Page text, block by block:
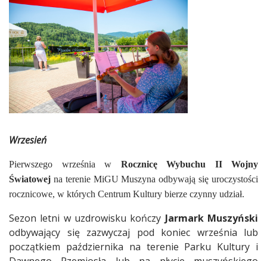
Wrzesień
Pierwszego września w Rocznicę Wybuchu II Wojny
Światowej na terenie MiGU Muszyna odbywają się uroczystości
rocznicowe, w których Centrum Kultury bierze czynny udział.
Sezon letni w uzdrowisku kończy Jarmark Muszyński
odbywający się zazwyczaj pod koniec września lub
początkiem października na terenie Parku Kultury i